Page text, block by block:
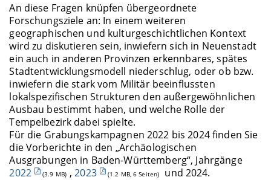
An diese Fragen knüpfen übergeordnete
Forschungsziele an: In einem weiteren
geographischen und kulturgeschichtlichen Kontext
wird zu diskutieren sein, inwiefern sich in Neuenstadt
ein auch in anderen Provinzen erkennbares, spätes
Stadtentwicklungsmodell niederschlug, oder ob bzw.
inwiefern die stark vom Militär beeinflussten
lokalspezifischen Strukturen den außergewöhnlichen
Ausbau bestimmt haben, und welche Rolle der
Tempelbezirk dabei spielte.
Für die Grabungskampagnen 2022 bis 2024 finden Sie
die Vorberichte in den „Archäologischen
Ausgrabungen in Baden-Württemberg“, Jahrgänge
2022
(3.9 MB) ,2023 (1.2 MB, 6 Seiten) und 2024.